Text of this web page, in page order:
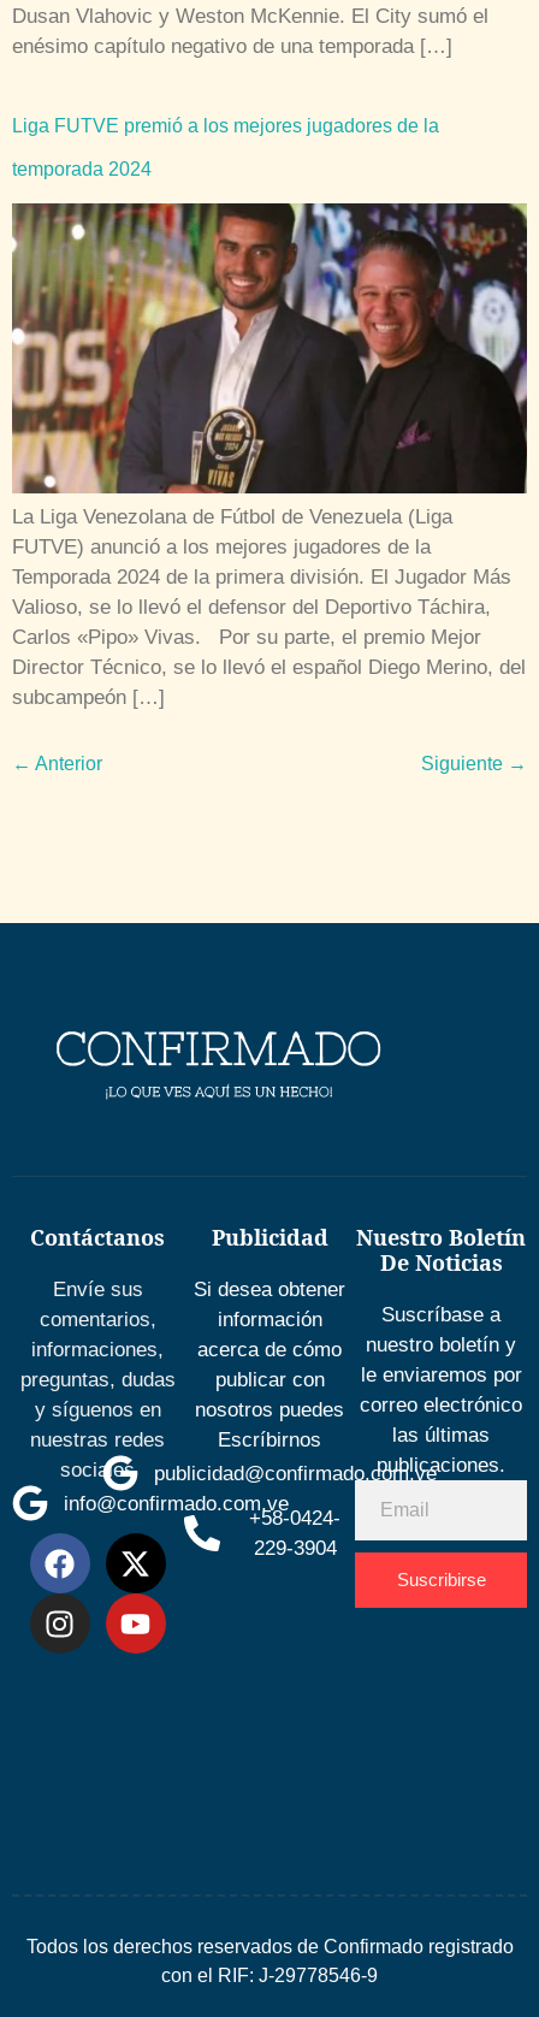
Dusan Vlahovic y Weston McKennie. El City sumó el
enésimo capítulo negativo de una temporada […]
Liga FUTVE premió a los mejores jugadores de la
temporada 2024
La Liga Venezolana de Fútbol de Venezuela (Liga
FUTVE) anunció a los mejores jugadores de la
Temporada 2024 de la primera división. El Jugador Más
Valioso, se lo llevó el defensor del Deportivo Táchira,
Carlos «Pipo» Vivas. Por su parte, el premio Mejor
Director Técnico, se lo llevó el español Diego Merino, del
subcampeón […]
← Anterior Siguiente →
Contáctanos
Envíe sus
comentarios,
informaciones,
preguntas, dudas
y síguenos en
nuestras redes
sociales
info@confirmado.com.ve
Publicidad
Si desea obtener
información
acerca de cómo
publicar con
nosotros puedes
Escríbirnos
publicidad@confirmado.com.ve
+58-0424-
229-3904
Nuestro Boletín
De Noticias
Suscríbase a
nuestro boletín y
le enviaremos por
correo electrónico
las últimas
publicaciones.
Suscribirse
Todos los derechos reservados de Confirmado registrado
con el RIF: J-29778546-9